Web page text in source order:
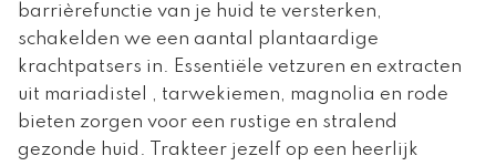
barrièrefunctie van je huid te versterken,
schakelden we een aantal plantaardige
krachtpatsers in. Essentiële vetzuren en extracten
uit mariadistel , tarwekiemen, magnolia en rode
bieten zorgen voor een rustige en stralend
gezonde huid. Trakteer jezelf op een heerlijk